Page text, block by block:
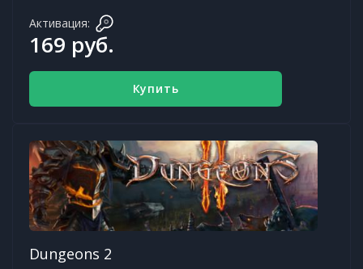
Активация:
169 руб.
Купить
Dungeons 2